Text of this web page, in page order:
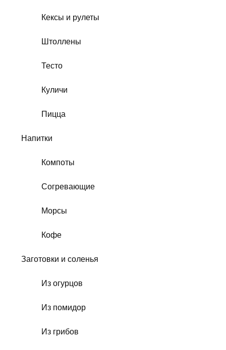
Кексы и рулеты
Штоллены
Тесто
Куличи
Пицца
Напитки
Компоты
Согревающие
Морсы
Кофе
Заготовки и соленья
Из огурцов
Из помидор
Из грибов